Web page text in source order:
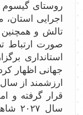
روستای گیسوم
اجرایی
تالش و
صورت ارتباط
استانداری
جهانی اظهار
ارزشمند از
قرار گرفته و
سال